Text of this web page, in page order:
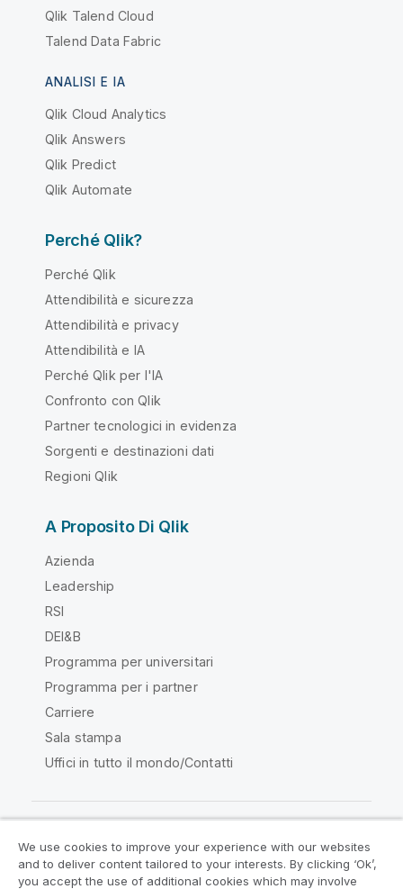
Qlik Talend Cloud
Talend Data Fabric
ANALISI E IA
Qlik Cloud Analytics
Qlik Answers
Qlik Predict
Qlik Automate
Perché Qlik?
Perché Qlik
Attendibilità e sicurezza
Attendibilità e privacy
Attendibilità e IA
Perché Qlik per l'IA
Confronto con Qlik
Partner tecnologici in evidenza
Sorgenti e destinazioni dati
Regioni Qlik
A Proposito Di Qlik
Azienda
Leadership
RSI
DEI&B
Programma per universitari
Programma per i partner
Carriere
Sala stampa
Uffici in tutto il mondo/Contatti
Qlik Community
We use cookies to improve your experience with our websites
and to deliver content tailored to your interests. By clicking ‘Ok’,
you accept the use of additional cookies which may involve